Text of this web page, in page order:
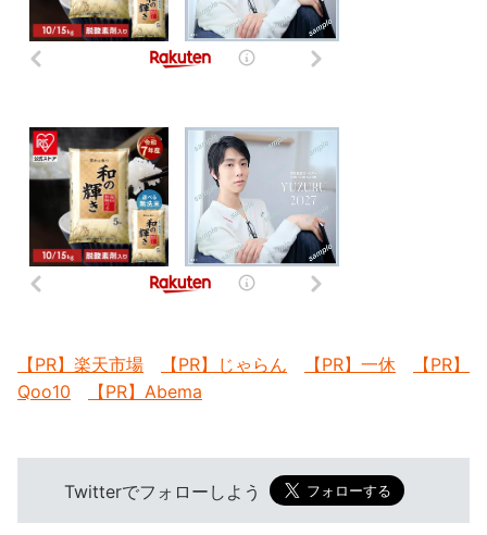
【PR】楽天市場 【PR】じゃらん 【PR】一休
【PR】
Qoo10
【PR】Abema
Twitterでフォローしよう